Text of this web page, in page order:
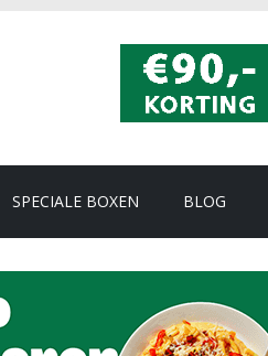
SPECIALE BOXEN BLOG